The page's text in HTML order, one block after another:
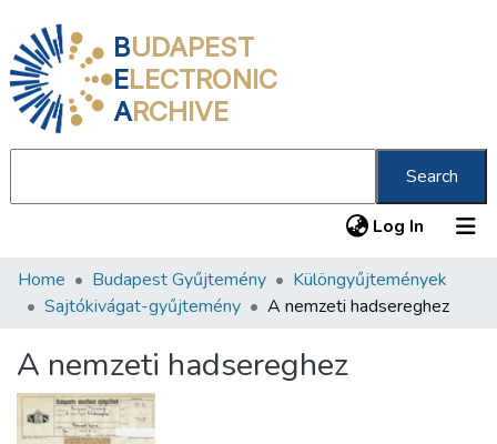
BUDAPEST
ELECTRONIC
ARCHIVE
Search
Log In (current)
Communities & Collections
Statistics
About us
Home Budapest Gyűjtemény
Különgyűjtemények
Sajtókivágat-gyűjtemény
A nemzeti hadsereghez
A nemzeti hadsereghez